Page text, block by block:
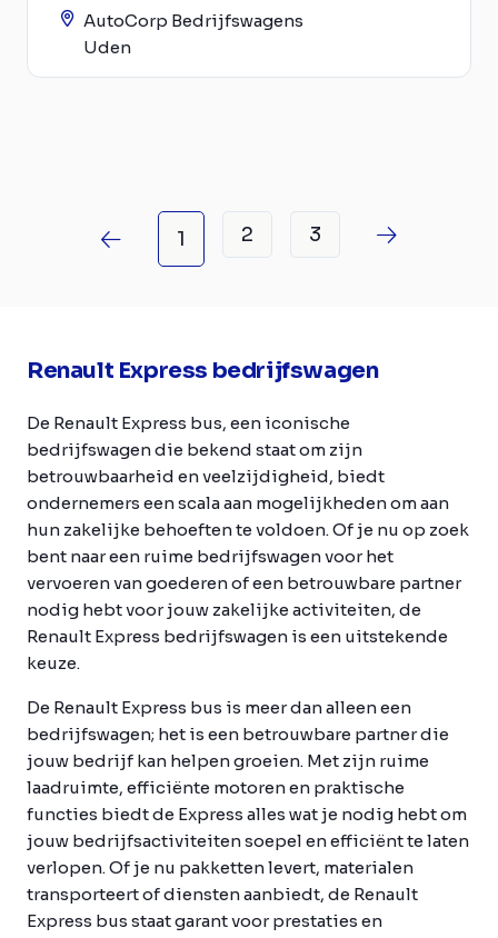
AutoCorp Bedrijfswagens
Uden
1 2 3
Renault Express bedrijfswagen
De Renault Express bus, een iconische
bedrijfswagen die bekend staat om zijn
betrouwbaarheid en veelzijdigheid, biedt
ondernemers een scala aan mogelijkheden om aan
hun zakelijke behoeften te voldoen. Of je nu op zoek
bent naar een ruime bedrijfswagen voor het
vervoeren van goederen of een betrouwbare partner
nodig hebt voor jouw zakelijke activiteiten, de
Renault Express bedrijfswagen is een uitstekende
keuze.
De Renault Express bus is meer dan alleen een
bedrijfswagen; het is een betrouwbare partner die
jouw bedrijf kan helpen groeien. Met zijn ruime
laadruimte, efficiënte motoren en praktische
functies biedt de Express alles wat je nodig hebt om
jouw bedrijfsactiviteiten soepel en efficiënt te laten
verlopen. Of je nu pakketten levert, materialen
transporteert of diensten aanbiedt, de Renault
Express bus staat garant voor prestaties en